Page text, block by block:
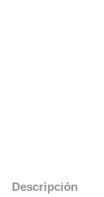
Descripción